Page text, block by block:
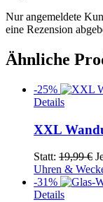
Nur angemeldete
eine Rezension
Ähnliche
-25%
Details
XXL
Statt: 19,99€
Uhren &
-31%
Details